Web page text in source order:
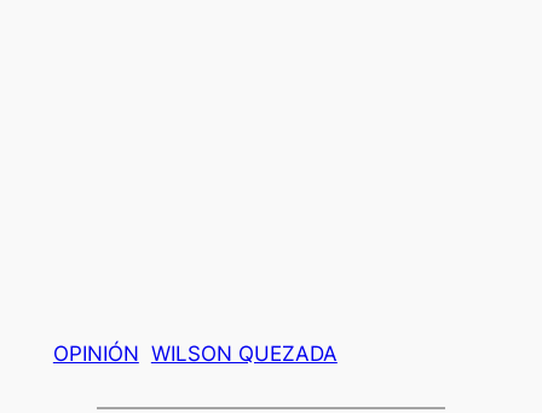
OPINIÓN WILSON QUEZADA